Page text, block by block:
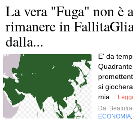
La vera "Fuga" non è
rimanere in
dalla...
E' da
si
mia...
Da
ECONOMIA